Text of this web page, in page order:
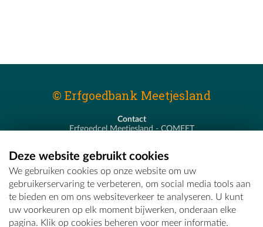
© Erfgoedbank Meetjesland
Contact
Erfgoedcel Meetjesland - COMEET
T - 09 373 75 96
E -erfgoedcel@comeet.be
Deze website gebruikt cookies
We gebruiken cookies op onze website om uw
gebruikerservaring te verbeteren, om social media tools aan
te bieden en om ons websiteverkeer te analyseren. U kunt
uw voorkeuren op elk moment bijwerken, onderaan elke
pagina. Klik op cookies beheren voor meer informatie.